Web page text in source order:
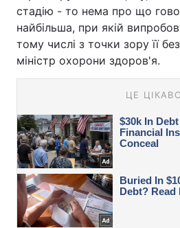
стадію - то нема про що
найбільша, при якій
тому числі з точки зору її
міністр охорони здоров'я.